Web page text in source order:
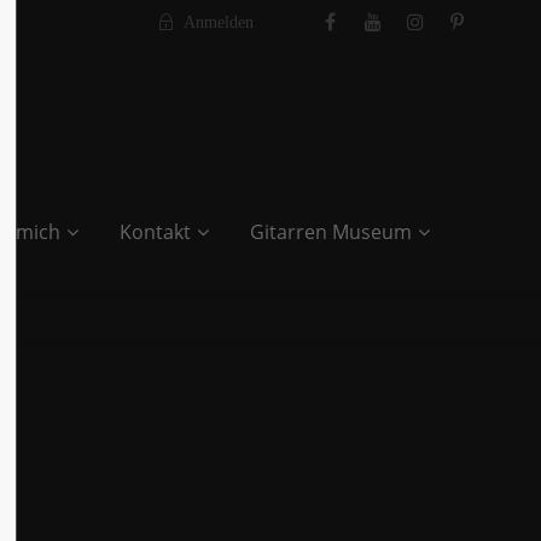
Anmelden
mich Kontakt Gitarren Museum